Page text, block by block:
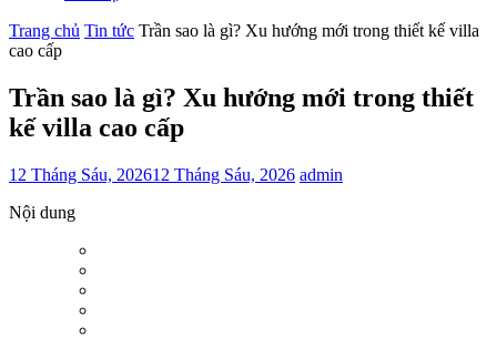
Trang chủ Tin tức Trần sao là gì? Xu hướng mới trong thiết kế villa
cao cấp
Trần sao là gì? Xu hướng mới trong thiết
kế villa cao cấp
12 Tháng Sáu, 202612 Tháng Sáu, 2026 admin
Nội dung